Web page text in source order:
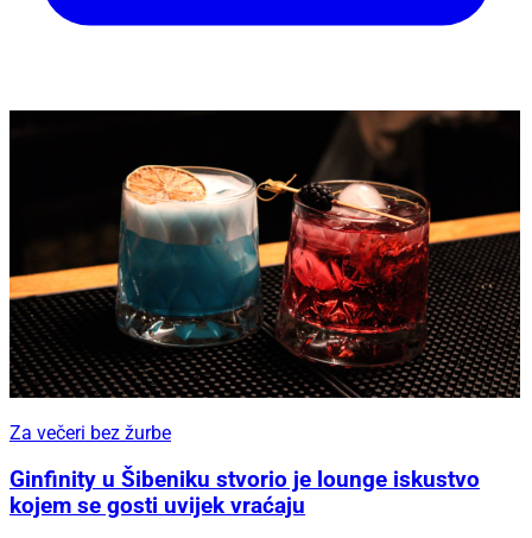
Za večeri bez žurbe
Ginfinity u Šibeniku stvorio je lounge iskustvo
kojem se gosti uvijek vraćaju